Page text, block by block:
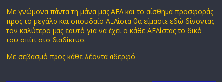
Με γνώμονα πάντα τη μάνα μας ΑΕΛ και το αίσθημα προσφοράς
προς το μεγάλο και σπουδαίο ΑΕΛίστα θα είμαστε εδώ δίνοντας
τον καλύτερο μας εαυτό για να έχει ο κάθε ΑΕΛίστας το δικό
του σπίτι στο διαδίκτυο.
Με σεβασμό προς κάθε λέοντα αδερφό